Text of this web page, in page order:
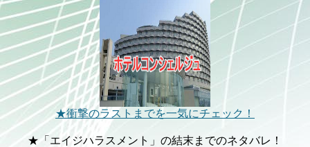
★衝撃のラストまでを一気にチェック！
★「エイジハラスメント」の結末までのネタバレ！